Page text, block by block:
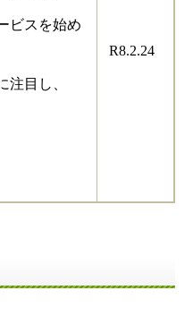
ビスを始め
目し、
R8.2.24